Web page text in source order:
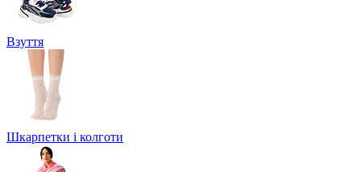
Взуття
Шкарпетки і колготи